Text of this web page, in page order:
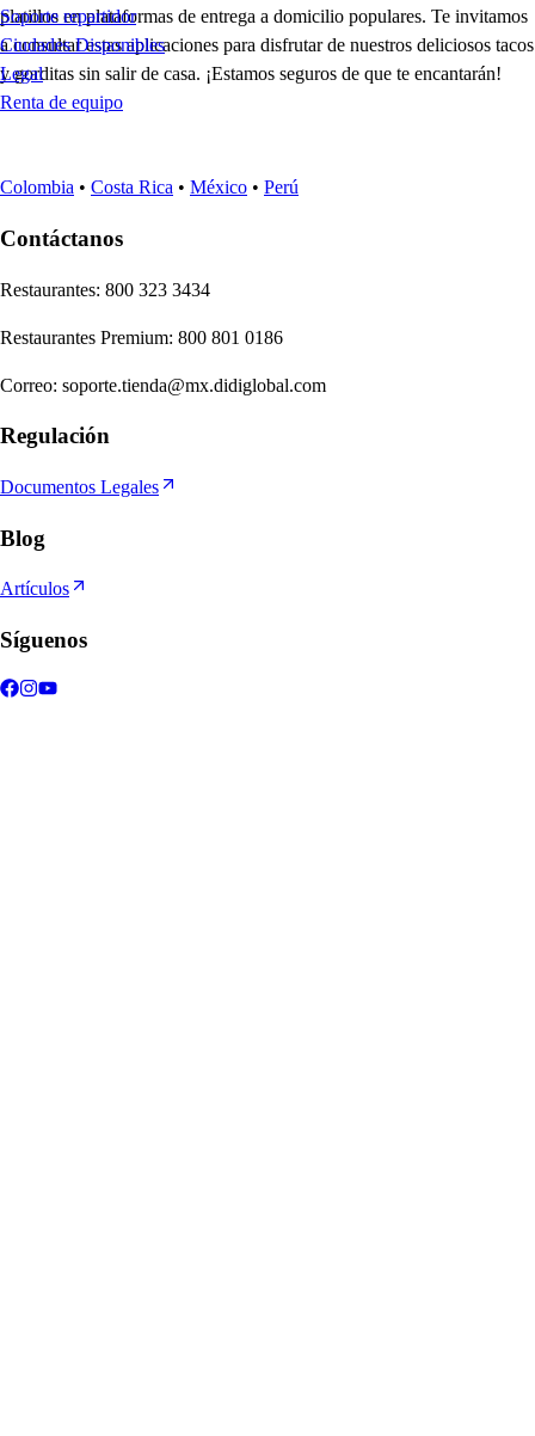
platillos en plataformas de entrega a domicilio populares. Te invitamos
a consultar estas aplicaciones para disfrutar de nuestros deliciosos tacos
y gorditas sin salir de casa. ¡Estamos seguros de que te encantarán!
Soporte repartidor
Ciudades Disponibles
Legal
Renta de equipo
Colombia • Costa Rica • México • Perú
Contáctanos
Restaurantes: 800 323 3434
Restaurantes Premium: 800 801 0186
Correo: soporte.tienda@mx.didiglobal.com
Regulación
Documentos Legales
Blog
Artículos
Síguenos